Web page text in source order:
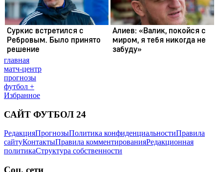
главная
матч-центр
прогнозы
футбол +
Избранное
САЙТ ФУТБОЛ 24
РедакцияПрогнозыПолитика конфиденциальностиПравила
сайтуКонтактыПравила комментированияРедакционная
политикаСтруктура собственности
Соц. сети